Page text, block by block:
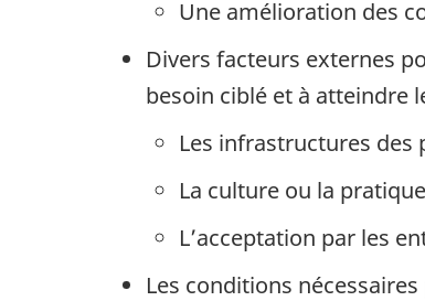
Une amélioration des
Divers facteurs externes
besoin ciblé et à atteindre
Les infrastructures des
La culture ou la
L’acceptation par les
Les conditions